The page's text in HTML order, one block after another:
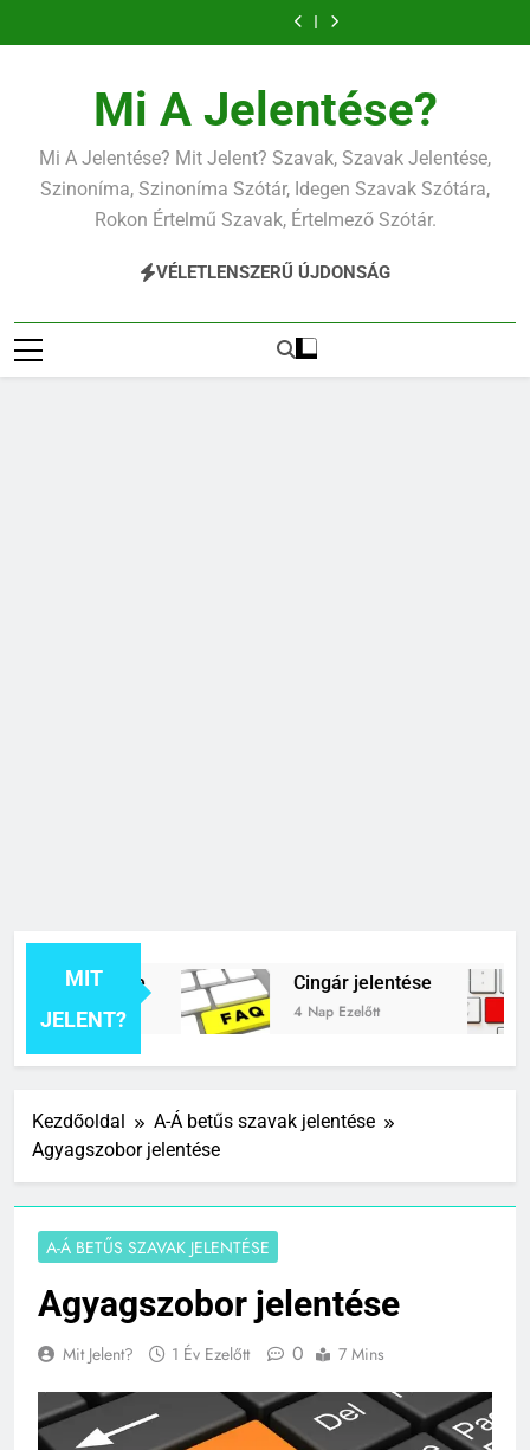
a
Mi A Jelentése?
Mi A Jelentése? Mit Jelent? Szavak, Szavak Jelentése,
Szinoníma, Szinoníma Szótár, Idegen Szavak Szótára,
Rokon Értelmű Szavak, Értelmező Szótár.
VÉLETLENSZERŰ ÚJDONSÁG
MIT
JELENT?
jelentése Cingár jelentése
4 Nap Ezelőtt
Kezdőoldal
A-Á betűs szavak jelentése
Agyagszobor jelentése
A-Á BETŰS SZAVAK JELENTÉSE
Agyagszobor jelentése
Mit Jelent? 1 Év Ezelőtt 0 7 Mins